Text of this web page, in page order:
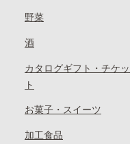
野菜
酒
カタログギフト・チケッ
ト
お菓子・スイーツ
加工食品